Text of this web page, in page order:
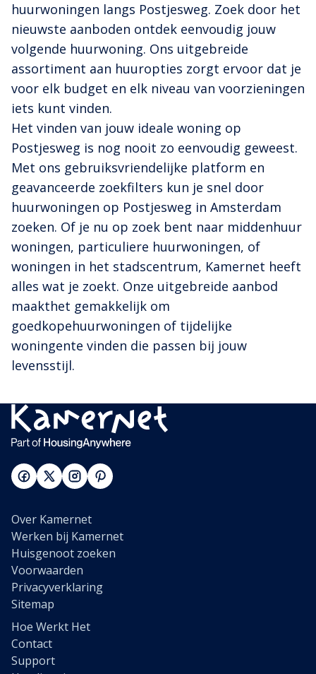
huurwoningen langs Postjesweg. Zoek door het
nieuwste aanboden ontdek eenvoudig jouw
volgende huurwoning. Ons uitgebreide
assortiment aan huuropties zorgt ervoor dat je
voor elk budget en elk niveau van voorzieningen
iets kunt vinden.
Het vinden van jouw ideale woning op
Postjesweg is nog nooit zo eenvoudig geweest.
Met ons gebruiksvriendelijke platform en
geavanceerde zoekfilters kun je snel door
huurwoningen op Postjesweg in Amsterdam
zoeken. Of je nu op zoek bent naar middenhuur
woningen, particuliere huurwoningen, of
woningen in het stadscentrum, Kamernet heeft
alles wat je zoekt. Onze uitgebreide aanbod
maakthet gemakkelijk om
goedkopehuurwoningen of tijdelijke
woningente vinden die passen bij jouw
levensstijl.
Over Kamernet
Werken bij Kamernet
Huisgenoot zoeken
Voorwaarden
Privacyverklaring
Sitemap
Hoe Werkt Het
Contact
Support